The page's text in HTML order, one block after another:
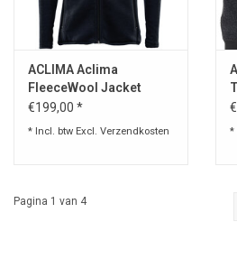
ACLIMA Aclima
FleeceWool Jacket
Fleecejacket
€199,00 *
* Incl. btw Excl. Verzendkosten *
Pagina 1 van 4